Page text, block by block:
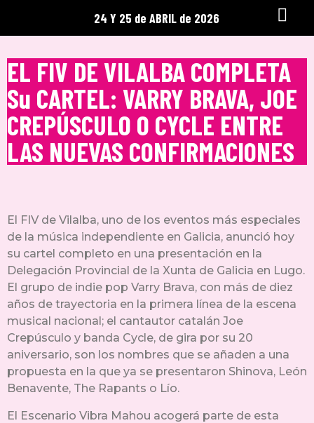
24 Y 25 de ABRIL de 2026
EL FIV DE VILALBA COMPLETA
Su CARTEL: VARRY BRAVA, JOE
CREPÚSCULO O CYCLE ENTRE
LAS NUEVAS CONFIRMACIONES
El FIV de Vilalba, uno de los eventos más especiales
de la música independiente en Galicia, anunció hoy
su cartel completo en una presentación en la
Delegación Provincial de la Xunta de Galicia en Lugo.
El grupo de indie pop Varry Brava, con más de diez
años de trayectoria en la primera línea de la escena
musical nacional; el cantautor catalán Joe
Crepúsculo y banda Cycle, de gira por su 20
aniversario, son los nombres que se añaden a una
propuesta en la que ya se presentaron Shinova, León
Benavente, The Rapants o Lío.
El Escenario Vibra Mahou acogerá parte de esta